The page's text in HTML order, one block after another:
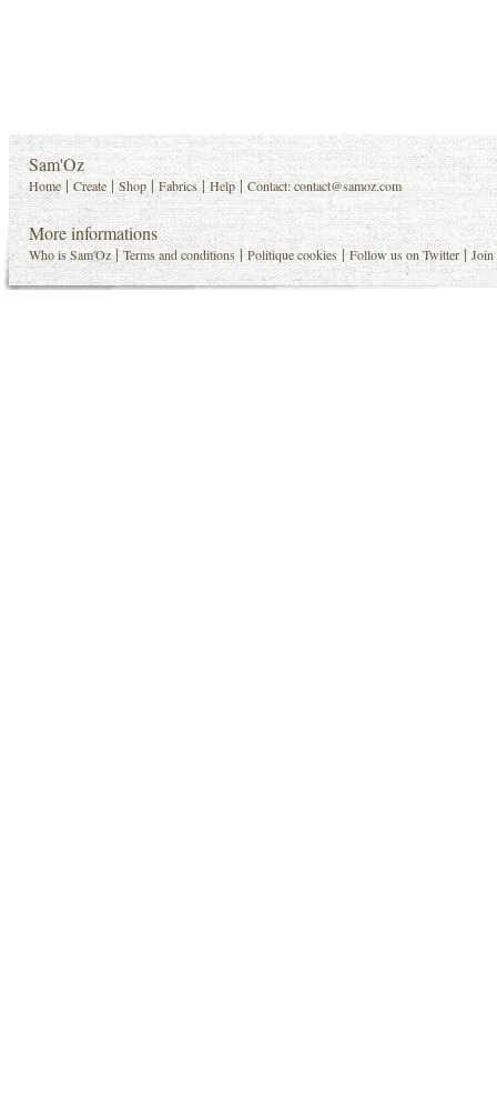
Sam'Oz
Home |Create |Shop |Fabrics |Help |Contact:contact@samoz.com
More informations
Who is Sam'Oz |Terms and conditions |Politique cookies |Follow us on Twitter |Join